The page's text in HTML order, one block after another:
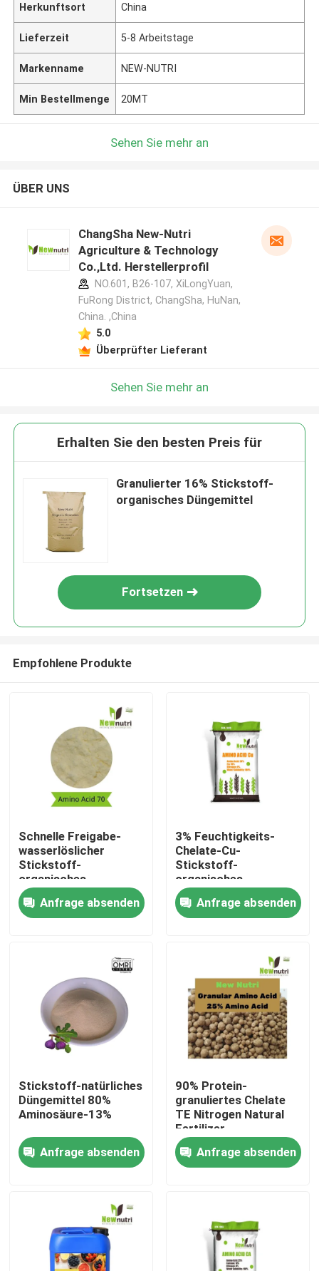
Nach Hause
Über uns
Produkte
Saures organisches Humindüngemittel
Aminosäure-organisches Düngemittel
Stickstoff-organisches Düngemittel
Meerespflanzen-Auszug-Pulver-Düngemittel
Saures Pulver Fulvic
Herkunftsort China
Lieferzeit 5-8 Arbeitstage
Markenname NEW-NUTRI
Min Bestellmenge 20MT
Sehen Sie mehr an
ÜBER UNS
ChangSha New-Nutri
Agriculture & Technology
Co.,Ltd. Herstellerprofil
NO.601, B26-107, XiLongYuan,
FuRong District, ChangSha, HuNan,
China. ,China
5.0
Überprüfter Lieferant
Sehen Sie mehr an
Erhalten Sie den besten Preis für
Granulierter 16% Stickstoff-
organisches Düngemittel
Fortsetzen
Empfohlene Produkte
Schnelle Freigabe-
wasserlöslicher
Stickstoff-
organisches
Düngemittel
Anfrage absenden
3% Feuchtigkeits-
Chelate-Cu-
Stickstoff-
organisches
Düngemittel
Anfrage absenden
Stickstoff-natürliches
Düngemittel 80%
Aminosäure-13%
Anfrage absenden
90% Protein-
granuliertes Chelate
TE Nitrogen Natural
Fertilizer
Anfrage absenden